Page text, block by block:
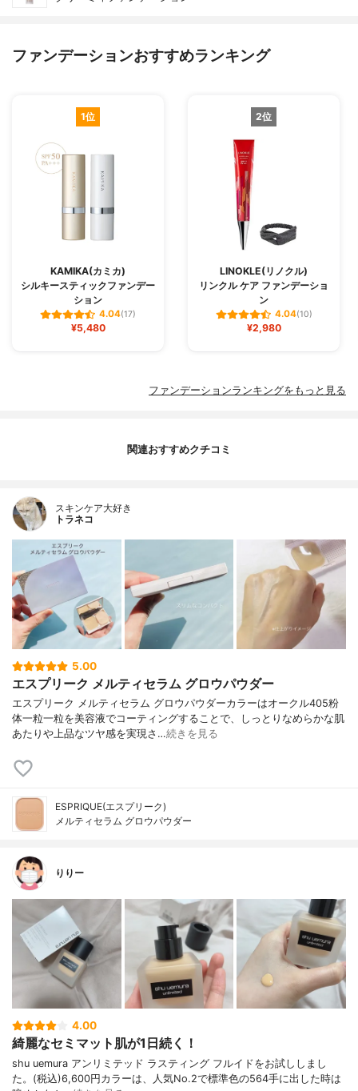
ファンデーションおすすめランキング
1位
KAMIKA(カミカ)
シルキースティックファンデー
ション
4.04(17)
¥5,480
2位
LINOKLE(リノクル)
リンクル ケア ファンデーショ
ン
4.04(10)
¥2,980
ファンデーションランキングをもっと見る
関連おすすめクチコミ
スキンケア大好き
トラネコ
5.00
エスプリーク メルティセラム グロウパウダー
エスプリーク メルティセラム グロウパウダーカラーはオークル405粉
体一粒一粒を美容液でコーティングすることで、しっとりなめらかな肌
あたりや上品なツヤ感を実現さ…続きを見る
ESPRIQUE(エスプリーク)
メルティセラム グロウパウダー
りりー
4.00
綺麗なセミマット肌が1日続く！
shu uemura アンリミテッド ラスティング フルイドをお試ししまし
た。(税込)6,600円カラーは、人気No.2で標準色の564手に出した時は